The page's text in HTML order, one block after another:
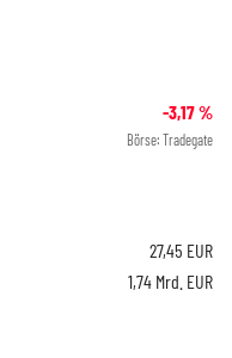
-3,17%
Börse: Tradegate
27,45 EUR
1,74 Mrd. EUR